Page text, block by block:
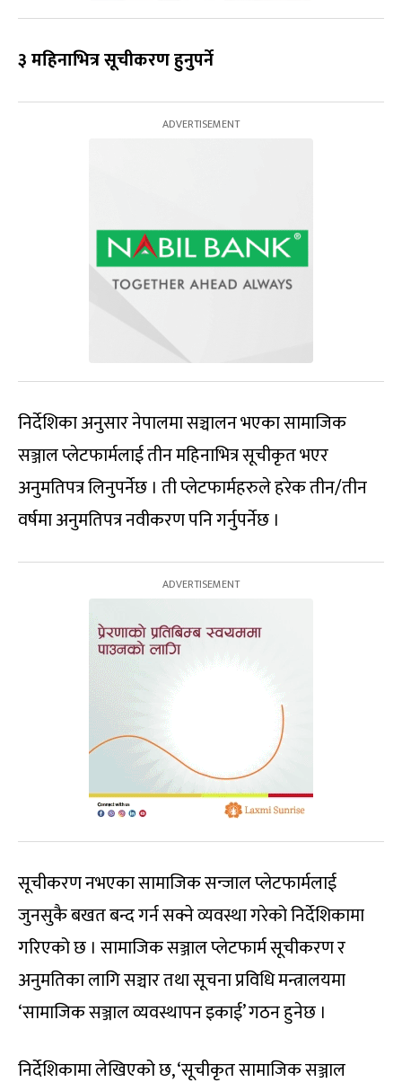
३ महिनाभित्र सूचीकरण हुनुपर्ने
निर्देशिका अनुसार नेपालमा सञ्चालन भएका सामाजिक
सञ्जाल प्लेटफार्मलाई तीन महिनाभित्र सूचीकृत भएर
अनुमतिपत्र लिनुपर्नेछ । ती प्लेटफार्महरुले हरेक तीन/तीन
वर्षमा अनुमतिपत्र नवीकरण पनि गर्नुपर्नेछ ।
सूचीकरण नभएका सामाजिक सन्जाल प्लेटफार्मलाई
जुनसुकै बखत बन्द गर्न सक्ने व्यवस्था गरेको निर्देशिकामा
गरिएको छ । सामाजिक सञ्जाल प्लेटफार्म सूचीकरण र
अनुमतिका लागि सञ्चार तथा सूचना प्रविधि मन्त्रालयमा
‘सामाजिक सञ्जाल व्यवस्थापन इकाई’ गठन हुनेछ ।
निर्देशिकामा लेखिएको छ, ‘सूचीकृत सामाजिक सञ्जाल